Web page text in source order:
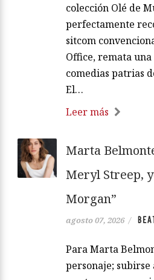
colección Olé de
perfectamente
sitcom
Office, remata
comedias patrias
El…
Leer más
Marta
Meryl Streep,
Morgan”
agosto 07, 2026 /
Para Marta
personaje; subirse